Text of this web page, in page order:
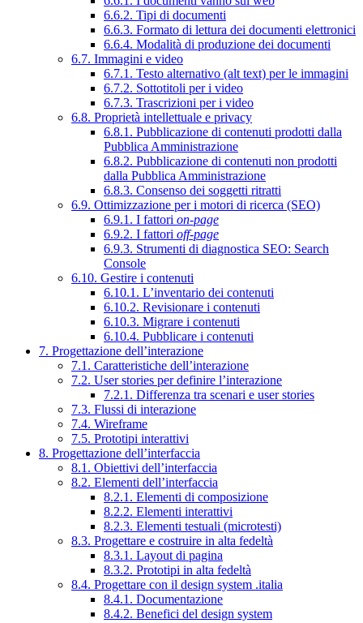
6.6.2. Tipi di documenti
6.6.3. Formato di lettura dei documenti elettronici
6.6.4. Modalità di produzione dei documenti
6.7. Immagini e video
6.7.1. Testo alternativo (alt text) per le immagini
6.7.2. Sottotitoli per i video
6.7.3. Trascrizioni per i video
6.8. Proprietà intellettuale e privacy
6.8.1. Pubblicazione di contenuti prodotti dalla
Pubblica Amministrazione
6.8.2. Pubblicazione di contenuti non prodotti
dalla Pubblica Amministrazione
6.8.3. Consenso dei soggetti ritratti
6.9. Ottimizzazione per i motori di ricerca (SEO)
6.9.1. I fattori on-page
6.9.2. I fattori off-page
6.9.3. Strumenti di diagnostica SEO: Search
Console
6.10. Gestire i contenuti
6.10.1. L’inventario dei contenuti
6.10.2. Revisionare i contenuti
6.10.3. Migrare i contenuti
6.10.4. Pubblicare i contenuti
7. Progettazione dell’interazione
7.1. Caratteristiche dell’interazione
7.2. User stories per definire l’interazione
7.2.1. Differenza tra scenari e user stories
7.3. Flussi di interazione
7.4. Wireframe
7.5. Prototipi interattivi
8. Progettazione dell’interfaccia
8.1. Obiettivi dell’interfaccia
8.2. Elementi dell’interfaccia
8.2.1. Elementi di composizione
8.2.2. Elementi interattivi
8.2.3. Elementi testuali (microtesti)
8.3. Progettare e costruire in alta fedeltà
8.3.1. Layout di pagina
8.3.2. Prototipi in alta fedeltà
8.4. Progettare con il design system .italia
8.4.1. Documentazione
8.4.2. Benefici del design system